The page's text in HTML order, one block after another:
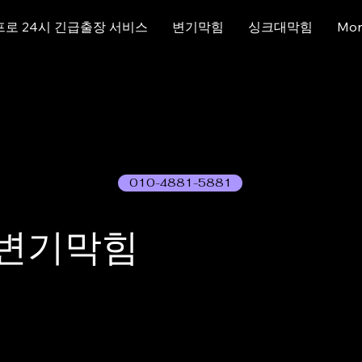
로 24시 긴급출장 서비스 변기막힘 싱크대막힘
기막힘
010-4881-5881